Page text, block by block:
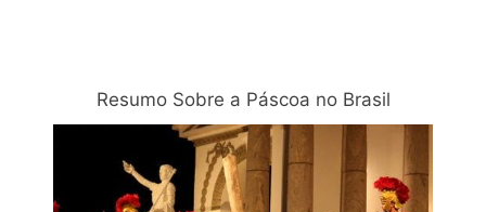
Resumo Sobre a Páscoa no Brasil